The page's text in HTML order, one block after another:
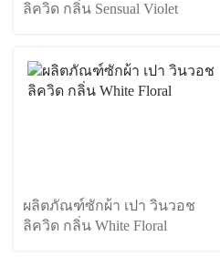
ลิควิด กลิ่น Sensual Violet
ผลิตภัณฑ์ซักผ้า เปา วินวอช
ลิควิด กลิ่น White Floral